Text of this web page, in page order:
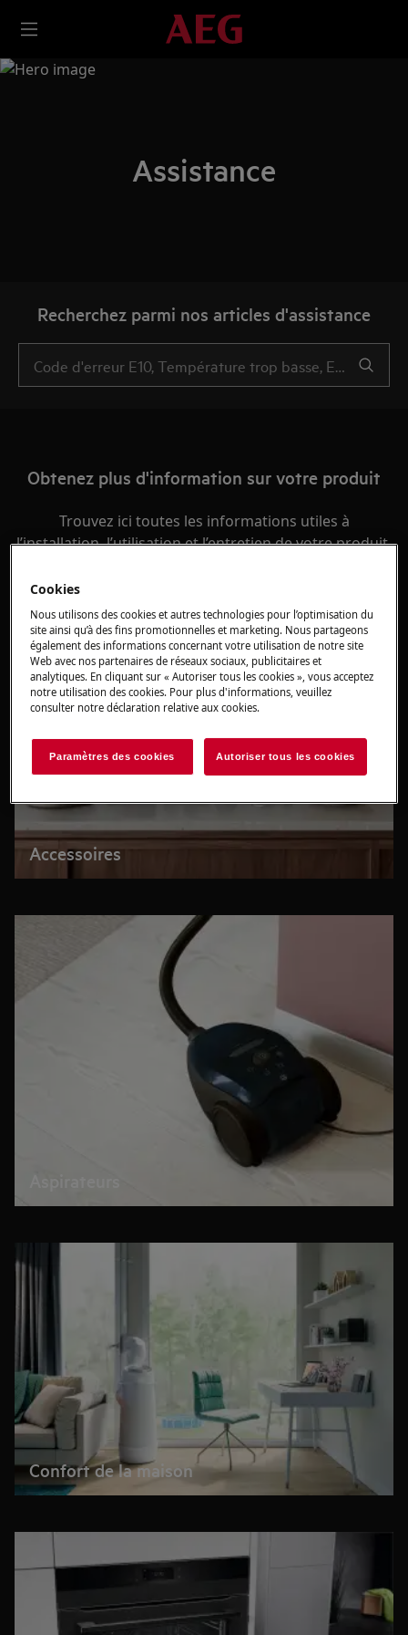
Assistance
Recherchez parmi nos articles d'assistance
Obtenez plus d'information sur votre produit
Trouvez ici toutes les informations utiles à
l’installation, l’utilisation et l’entretien de votre produit.
Accessoires
Confort de la maison
Cookies
Nous utilisons des cookies et autres technologies pour l’optimisation du
site ainsi qu’à des fins promotionnelles et marketing. Nous partageons
également des informations concernant votre utilisation de notre site
Web avec nos partenaires de réseaux sociaux, publicitaires et
analytiques. En cliquant sur « Autoriser tous les cookies », vous acceptez
notre utilisation des cookies. Pour plus d'informations, veuillez
consulter notre déclaration relative aux cookies.
Paramètres des cookies Autoriser tous les cookies